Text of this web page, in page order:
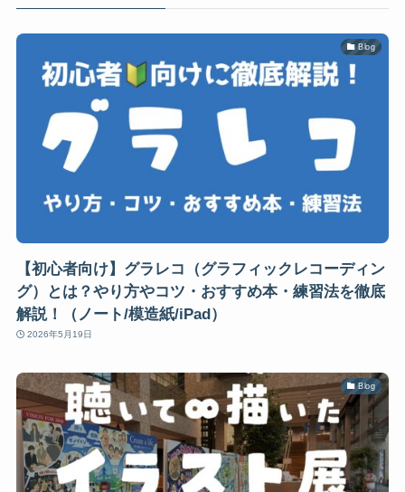
Blog
【初心者向け】グラレコ（グラフィックレコーディン
グ）とは？やり方やコツ・おすすめ本・練習法を徹底
解説！（ノート/模造紙/iPad）
2026年5月19日
Blog